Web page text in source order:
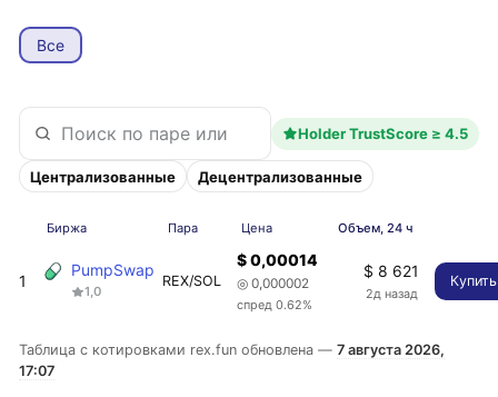
Все
Holder TrustScore ≥ 4.5
Централизованные Децентрализованные
Биржа Пара Цена Объем, 24 ч
1
PumpSwap
1,0
REX/SOL
$ 0,00014
◎ 0,000002
спред 0.62%
$ 8 621
2д назад
Купить
Таблица с котировками rex.fun обновлена —7 августа 2026,
17:07